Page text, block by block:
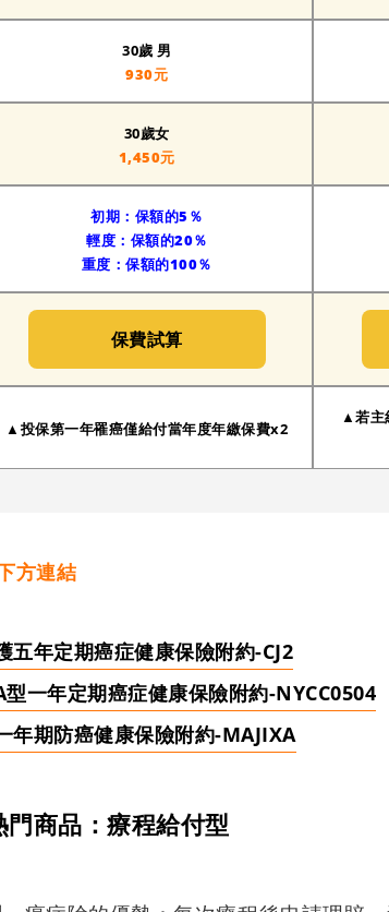
30歲 男
930元
30歲女
1,450元
初期：保額的5％
輕度： 保額的20％
重度：保額的100％
保費試算
▲投保第一年罹癌僅給付當年度年繳保費x2
▲若主
方連結
五年定期癌症健康保險附約-CJ2
一年定期癌症健康保險附約-NYCC0504
年期防癌健康保險附約-MAJIXA
商品：療程給付型